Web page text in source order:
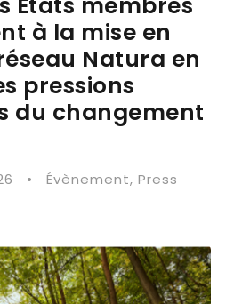
à la mise en
Natura en
pressions
du changement
• Évènement, Press